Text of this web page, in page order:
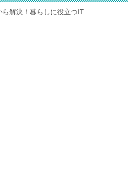
解決！暮らしに役立つIT